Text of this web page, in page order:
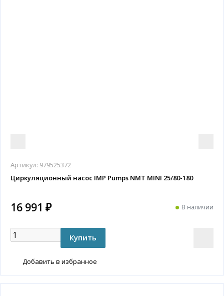
Артикул: 979525372
Циркуляционный насос IMP Pumps NMT MINI 25/80-180
16 991 ₽ В наличии
Добавить в избранное